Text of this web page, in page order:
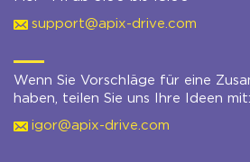
support@apix-drive.com
Wenn Sie Vorschläge für eine
haben, teilen Sie uns Ihre Ideen mit:
igor@apix-drive.com